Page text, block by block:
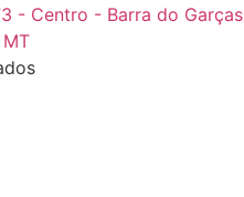
- Centro - Barra do Garças